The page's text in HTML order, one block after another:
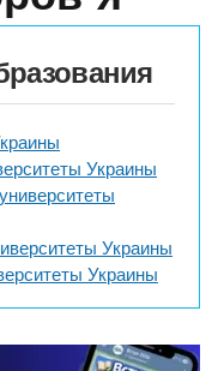
Украины
Украины
Украины